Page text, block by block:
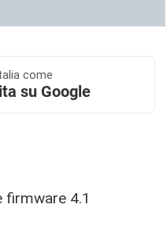
come
su Google
firmware 4.1